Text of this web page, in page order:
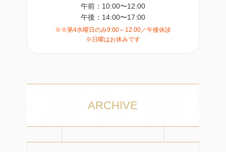
午前：10:00〜12:00
午後：14:00〜17:00
※※第4水曜日のみ9:00～12:00／午後休診
※日曜はお休みです
ARCHIVE